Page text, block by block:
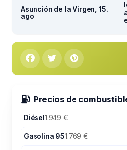
Asunción de la Virgen, 15.
ago
Precios de
Diésel1.949 €
Gasolina 951.769 €